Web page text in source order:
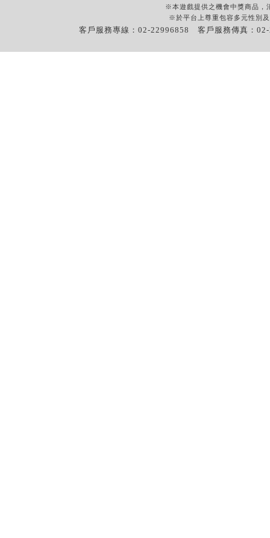
※本遊戲提供之機會中獎商品，
※於平台上尊重包容多元性別
客戶服務專線：02-22996858 客戶服務傳真：